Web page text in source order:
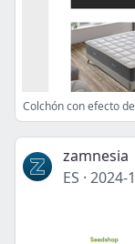
zamnesia
ES · 2024-